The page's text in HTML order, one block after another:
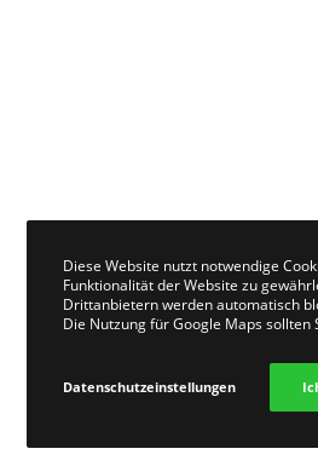
Diese Website nutzt notwendige
Funktionalität der Website zu
Drittanbietern werden automatisch
Die Nutzung für Google Maps sollten
Datenschutzeinstellungen